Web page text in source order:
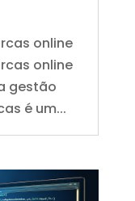
online
online
gestão
é um...